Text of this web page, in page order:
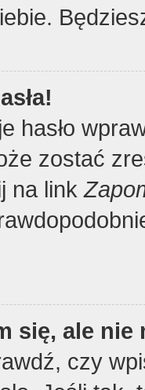
hasło
zostać
na link
się, ale
czy